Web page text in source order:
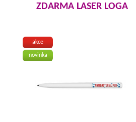
ZDARMA LASER LOGA
akce
novinka